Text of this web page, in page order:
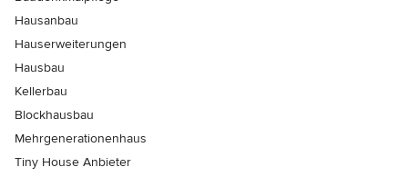
Hausanbau
Hauserweiterungen
Hausbau
Kellerbau
Blockhausbau
Mehrgenerationenhaus
Tiny House Anbieter